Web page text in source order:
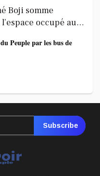
Boji somme
occupé au
Peuple par les bus de
salue les
Justice et appelle
publiques et
Subscribe